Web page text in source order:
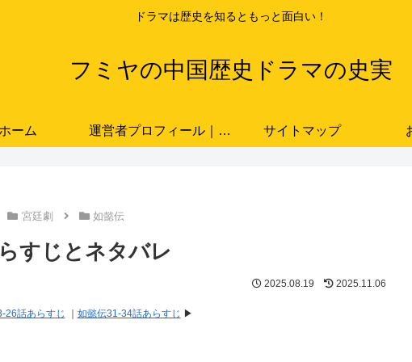
ドラマは歴史を知るともっと面白い！
フミヤの中国歴史ドラマの史実
ホーム 運営者プロフィール｜ドラマと史実をつなぐ歴史ブロガー「フミヤ」 サイトマップ
宮廷劇 如懿伝
すじとネタバレ
2025.08.19 2025.11.06
26話あらすじ ｜ 如懿伝31-34話あらすじ ▶